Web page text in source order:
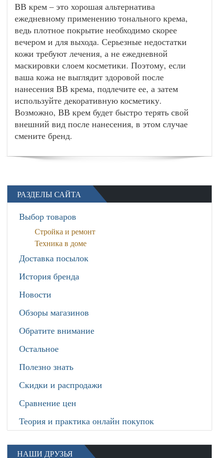
ВВ крем – это хорошая альтернатива
ежедневному применению тонального крема,
ведь плотное покрытие необходимо скорее
вечером и для выхода. Серьезные недостатки
кожи требуют лечения, а не ежедневной
маскировки слоем косметики. Поэтому, если
ваша кожа не выглядит здоровой после
нанесения ВВ крема, подлечите ее, а затем
используйте декоративную косметику.
Возможно, ВВ крем будет быстро терять свой
внешний вид после нанесения, в этом случае
смените бренд.
РАЗДЕЛЫ САЙТА
Выбор товаров
Стройка и ремонт
Техника в доме
Доставка посылок
История бренда
Новости
Обзоры магазинов
Обратите внимание
Остальное
Полезно знать
Скидки и распродажи
Сравнение цен
Теория и практика онлайн покупок
НАШИ ДРУЗЬЯ